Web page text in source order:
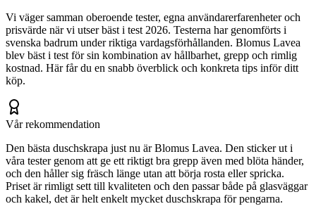
Vi väger samman oberoende tester, egna användarerfarenheter och
prisvärde när vi utser bäst i test 2026. Testerna har genomförts i
svenska badrum under riktiga vardagsförhållanden. Blomus Lavea
blev bäst i test för sin kombination av hållbarhet, grepp och rimlig
kostnad. Här får du en snabb överblick och konkreta tips inför ditt
köp.
Vår rekommendation
Den bästa duschskrapa just nu är Blomus Lavea. Den sticker ut i
våra tester genom att ge ett riktigt bra grepp även med blöta händer,
och den håller sig fräsch länge utan att börja rosta eller spricka.
Priset är rimligt sett till kvaliteten och den passar både på glasväggar
och kakel, det är helt enkelt mycket duschskrapa för pengarna.